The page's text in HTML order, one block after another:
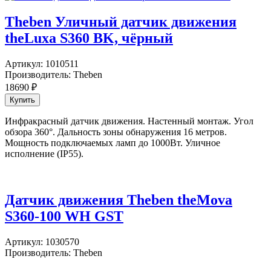
Theben Уличный датчик движения
theLuxa S360 BK, чёрный
Артикул: 1010511
Производитель: Theben
18690 ₽
Инфракрасный датчик движения. Настенный монтаж. Угол
обзора 360°. Дальность зоны обнаружения 16 метров.
Мощность подключаемых ламп до 1000Вт. Уличное
исполнение (IP55).
Датчик движения Theben theMova
S360-100 WH GST
Артикул: 1030570
Производитель: Theben